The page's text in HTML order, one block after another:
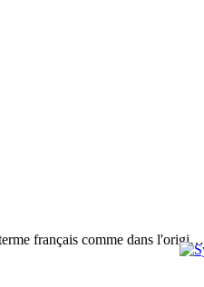
français comme dans l'origi…